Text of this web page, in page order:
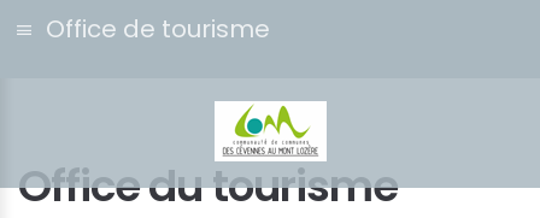
Office de tourisme
Office du tourisme